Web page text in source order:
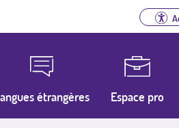
étrangères Espace pro